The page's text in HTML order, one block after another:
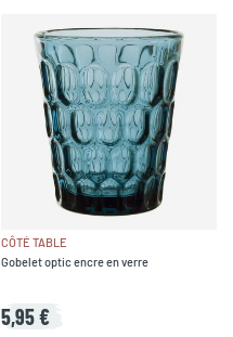
CÔTÉ TABLE
Gobelet optic encre en verre
5,95 €